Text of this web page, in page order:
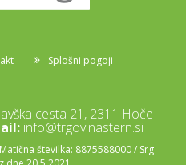
Splošni pogoji
cesta 21, 2311 Hoče
info@trgovinastern.si
številka: 8875588000 / Srg